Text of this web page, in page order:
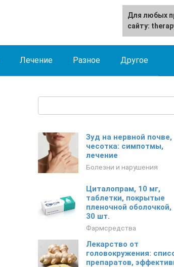
Лечение Разное Другое
Зуд на нервной почве,
чесотка: симпотмы,
лечение
Болезни и нарушения
Циталопрам, 10 мг,
таблетки, покрытые
пленочной оболочкой,
30 шт.
Фармсредства
Лекарство от
головокружения:
препаратов,
Для любых
сайту: